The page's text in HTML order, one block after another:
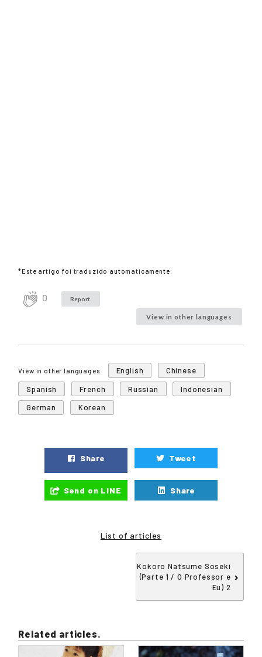
*Este artigo foi traduzido automaticamente.
0 Report.
View in other languages
View in other languages English
Chinese
Spanish
French Russian
Indonesian
German
Korean
Share Tweet
Send on LINE Share
List of articles
Kokoro Natsume Soseki
(Parte 1 / O Professor e
Eu) 2
Related articles.